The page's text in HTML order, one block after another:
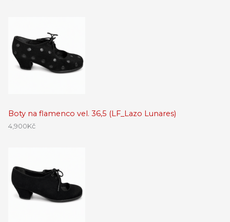
Boty na flamenco vel. 36,5 (LF_Lazo Lunares)
4,900Kč